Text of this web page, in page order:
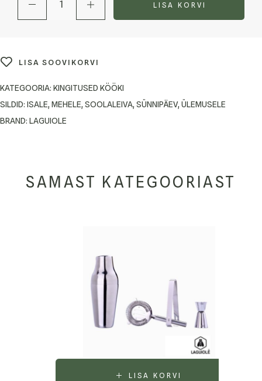
LISA KORVI
LISA SOOVIKORVI
KATEGOORIA: KINGITUSED KÖÖKI
SILDID: ISALE, MEHELE, SOOLALEIVA, SÜNNIPÄEV, ÜLEMUSELE
BRAND: LAGUIOLE
SAMAST KATEGOORIAST
LISA KORVI